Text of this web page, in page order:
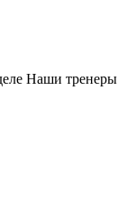
Наши тренеры